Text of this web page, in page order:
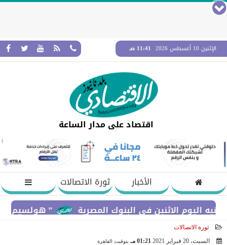
الإثنين 10 أغسطس 2026 11:41 صـ
اقتصاد على مدار الساعة
الأخبار
ثورة الاتصالات
” هولسيم مصر ” تتعاون
في البنوك المصرية
ثورة الاتصالات
السبت، 20 فبراير 2021
01:21 مـ بتوقيت القاهرة